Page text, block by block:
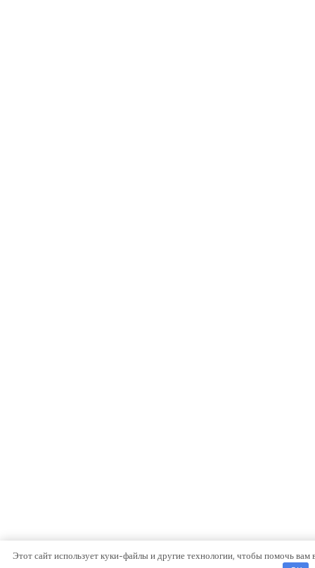
Этот сайт использует куки-файлы и другие технологии, чтобы помочь вам